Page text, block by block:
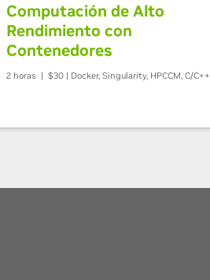
Computación de Alto
Rendimiento con
Contenedores
2 horas | $30 | Docker, Singularity, HPCCM, C/C++